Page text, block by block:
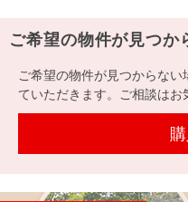
マン
ショ
ンを
探す
投
料
査
定
時手
案内（首
都圏）
案
つ
要
経営ビジ
ョン
組
沿革
本
情報
採
法人のお客さま
提携企業にお勤めの方
ご希望の物件が見つか
ご希望の物件が見つからな
ていただきます。ご相談はお